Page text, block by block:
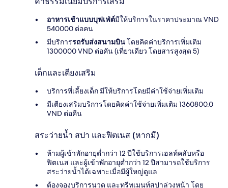
อาหารเช้าแบบบุฟเฟ่ต์มีให้บริการในราคาประมาณ VND
540000 ต่อคน
มีบริการรถรับส่งสนามบินโดยคิดค่าบริการเพิ่มเติม
1300000 VND ต่อคัน (เที่ยวเดียว โดยสารสูงสุด 5)
เด็กและเตียงเสริม
บริการพี่เลี้ยงเด็ก มีให้บริการโดยมีค่าใช้จ่ายเพิ่มเติม
มีเตียงเสริมบริการโดยคิดค่าใช้จ่ายเพิ่มเติม 1360800.0
VND ต่อคืน
สระว่ายน้ำ สปา และฟิตเนส (หากมี)
ห้ามผู้เข้าพักอายุต่ำกว่า 12 ปีใช้บริการเฮลท์คลับหรือ
ฟิตเนส และผู้เข้าพักอายุต่ำกว่า 12 ปีสามารถใช้บริการ
สระว่ายน้ำได้เฉพาะเมื่อมีผู้ใหญ่ดูแล
ต้องจองบริการนวด และทรีทเมนท์สปาล่วงหน้า โดย